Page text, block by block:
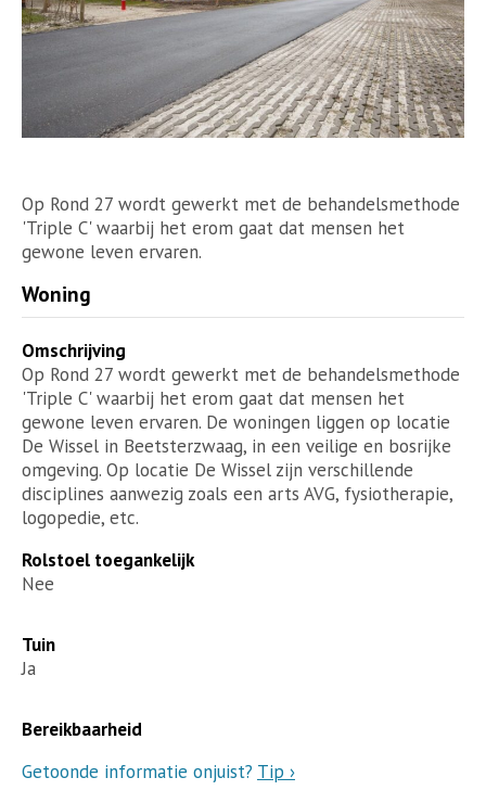
Op Rond 27 wordt gewerkt met de behandelsmethode
'Triple C' waarbij het erom gaat dat mensen het
gewone leven ervaren.
Woning
Omschrijving
Op Rond 27 wordt gewerkt met de behandelsmethode
'Triple C' waarbij het erom gaat dat mensen het
gewone leven ervaren. De woningen liggen op locatie
De Wissel in Beetsterzwaag, in een veilige en bosrijke
omgeving. Op locatie De Wissel zijn verschillende
disciplines aanwezig zoals een arts AVG, fysiotherapie,
logopedie, etc.
Rolstoel toegankelijk
Nee
Tuin
Ja
Bereikbaarheid
Getoonde informatie onjuist? Tip ›